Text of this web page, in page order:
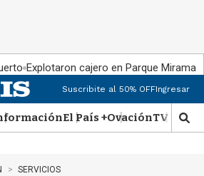
Explotaron cajero en Parque Miramar
Suscribite al 50% OFFIngresar
El País +OvaciónTV Show
M
o
SERVICIOS